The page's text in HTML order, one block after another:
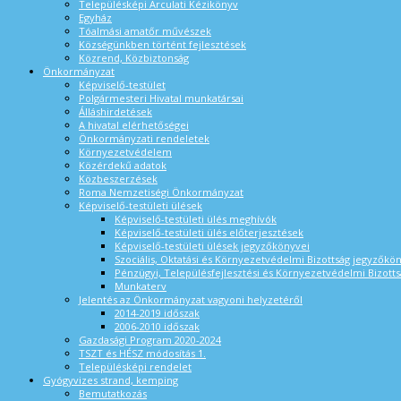
Településképi Arculati Kézikönyv
Egyház
Tóalmási amatőr művészek
Községünkben történt fejlesztések
Közrend, Közbiztonság
Önkormányzat
Képviselő-testület
Polgármesteri Hivatal munkatársai
Álláshirdetések
A hivatal elérhetőségei
Önkormányzati rendeletek
Környezetvédelem
Közérdekű adatok
Közbeszerzések
Roma Nemzetiségi Önkormányzat
Képviselő-testületi ülések
Képviselő-testületi ülés meghívók
Képviselő-testületi ülés előterjesztések
Képviselő-testületi ülések jegyzőkönyvei
Szociális, Oktatási és Környezetvédelmi Bizottság
Pénzügyi, Településfejlesztési és Környezetvédelmi
Munkaterv
Jelentés az Önkormányzat vagyoni helyzetéről
2014-2019 időszak
2006-2010 időszak
Gazdasági Program 2020-2024
TSZT és HÉSZ módosítás 1.
Településképi rendelet
Gyógyvizes strand, kemping
Bemutatkozás